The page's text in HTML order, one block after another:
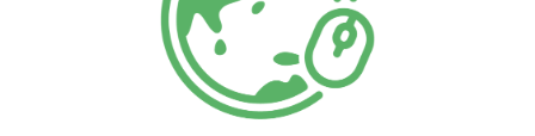
的方式，看成任何自然生物的內在趨力(當然人也不例
外！)，是與自然世界結連的有效途徑。此外，他認為這些
活動開啟了人們與自然互動的視野。在他的經驗中，狩獵
與垂釣迫使他必須留心於自然世界的動態，就是這種在動